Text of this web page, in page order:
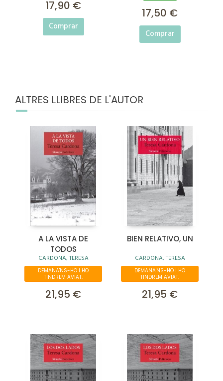
17,90 €
Comprar
17,50 €
Comprar
ALTRES LLIBRES DE L'AUTOR
A LA VISTA DE
TODOS
CARDONA, TERESA
DEMANA'NS-HO I HO
TINDREM AVIAT.
21,95 €
BIEN RELATIVO, UN
CARDONA, TERESA
DEMANA'NS-HO I HO
TINDREM AVIAT.
21,95 €